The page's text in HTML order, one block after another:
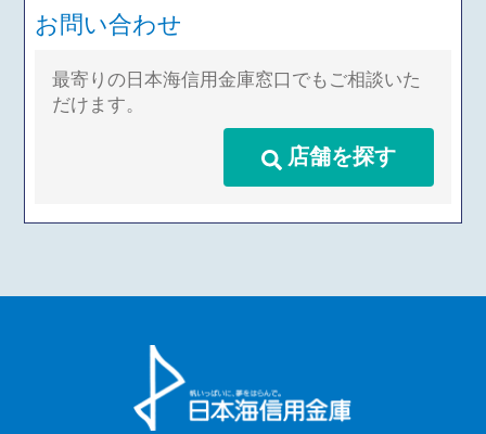
お問い合わせ
最寄りの日本海信用金庫窓口でもご相談いた
だけます。
店舗を探す